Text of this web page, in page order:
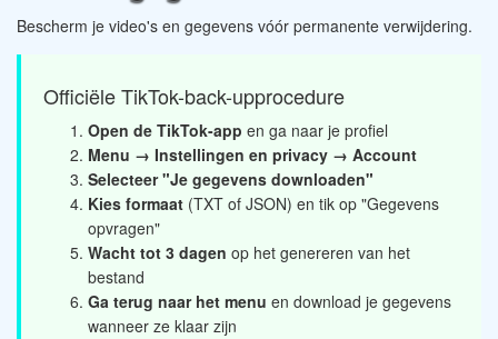
Bescherm je video's en gegevens vóór permanente verwijdering.
Officiële TikTok-back-upprocedure
Open de TikTok-app en ga naar je profiel
Menu → Instellingen en privacy → Account
Selecteer "Je gegevens downloaden"
Kies formaat (TXT of JSON) en tik op "Gegevens
opvragen"
Wacht tot 3 dagen op het genereren van het
bestand
Ga terug naar het menu en download je gegevens
wanneer ze klaar zijn